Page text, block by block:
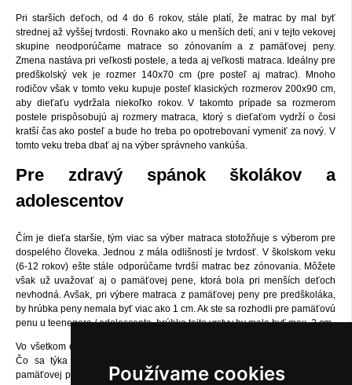
Používame cookies
Pri starších deťoch, od 4 do 6 rokov, stále platí, že matrac by mal byť
strednej až vyššej tvrdosti. Rovnako ako u menších detí, ani v tejto vekovej
skupine neodporúčame matrace so zónovaním a z pamäťovej peny.
Zmena nastáva pri veľkosti postele, a teda aj veľkosti matraca. Ideálny pre
predškolský vek je rozmer 140x70 cm (pre posteľ aj matrac). Mnoho
rodičov však v tomto veku kupuje posteľ klasických rozmerov 200x90 cm,
aby dieťaťu vydržala niekoľko rokov. V takomto prípade sa rozmerom
postele prispôsobujú aj rozmery matraca, ktorý s dieťaťom vydrží o čosi
kratší čas ako posteľ a bude ho treba po opotrebovaní vymeniť za nový. V
tomto veku treba dbať aj na výber správneho vankúša.
Pre zdravý spánok školákov a
adolescentov
Čím je dieťa staršie, tým viac sa výber matraca stotožňuje s výberom pre
dospelého človeka. Jednou z mála odlišností je tvrdosť. V školskom veku
(6-12 rokov) ešte stále odporúčame tvrdší matrac bez zónovania. Môžete
však už uvažovať aj o pamäťovej pene, ktorá bola pri menších deťoch
nevhodná. Avšak, pri výbere matraca z pamäťovej peny pre predškoláka,
by hrúbka peny nemala byť viac ako 1 cm. Ak ste sa rozhodli pre pamäťovú
penu u teenegera / adolescenta, hrúbka tejto vrstvy by mala byť max. 2 cm.
Vo všetkom ostatnom pri výbere platia podobné kritéria ako u dospelých.
Čo sa týka veku nad 18 rokov, netreba viac dbať na hrúbku vrstvy
pamäťovej peny, keďže chrbtica sa už nevyvíja. Ak máte doma školáka či